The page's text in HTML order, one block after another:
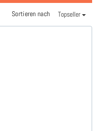
Sortieren nach Topseller